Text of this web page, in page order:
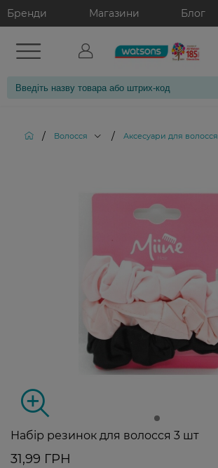
Бренди Магазини Блог
/ Волосся / Аксесуари для волосся
Набір резинок для волосся 3 шт
31,99 ГРН